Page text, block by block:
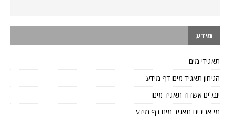
מידע
תאגידי מים
הגיחון תאגיד מים דף מידע
יובלים אשדוד תאגיד מים
מי אביבים תאגיד מים דף מידע